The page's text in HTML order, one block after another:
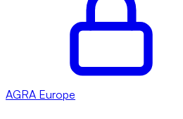
AGRA Europe